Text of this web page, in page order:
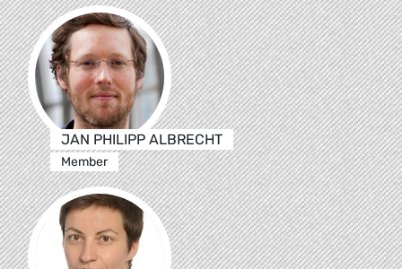
JAN PHILIPP ALBRECHT
Member